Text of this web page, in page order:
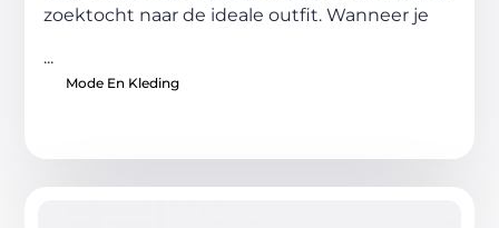
zoektocht naar de ideale outfit. Wanneer je
...
Mode En Kleding